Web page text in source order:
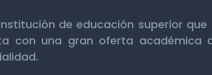
de educación superior
con una gran oferta académica